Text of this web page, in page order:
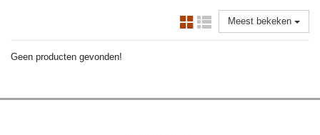
Meest bekeken
Geen producten gevonden!